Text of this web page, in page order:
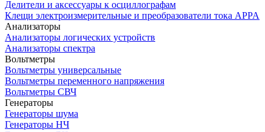
Делители и аксессуары к осциллографам
Клещи электроизмерительные и преобразователи тока APPA
Анализаторы
Анализаторы логических устройств
Анализаторы спектра
Вольтметры
Вольтметры универсальные
Вольтметры переменного напряжения
Вольтметры СВЧ
Генераторы
Генераторы шума
Генераторы НЧ